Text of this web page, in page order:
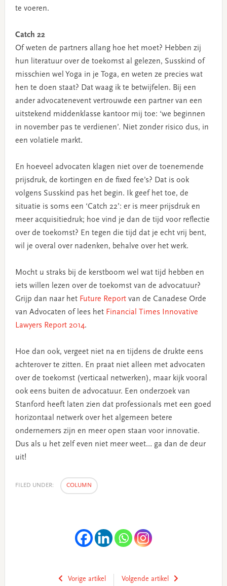
te voeren.
Catch 22
Of weten de partners allang hoe het moet? Hebben zij
hun literatuur over de toekomst al gelezen, Susskind of
misschien wel Yoga in je Toga, en weten ze precies wat
hen te doen staat? Dat waag ik te betwijfelen. Bij een
ander advocatenevent vertrouwde een partner van een
uitstekend middenklasse kantoor mij toe: ‘we beginnen
in november pas te verdienen’. Niet zonder risico dus, in
een volatiele markt.
En hoeveel advocaten klagen niet over de toenemende
prijsdruk, de kortingen en de fixed fee’s? Dat is ook
volgens Susskind pas het begin. Ik geef het toe, de
situatie is soms een ‘Catch 22’: er is meer prijsdruk en
meer acquisitiedruk; hoe vind je dan de tijd voor reflectie
over de toekomst? En tegen die tijd dat je echt vrij bent,
wil je overal over nadenken, behalve over het werk.
Mocht u straks bij de kerstboom wel wat tijd hebben en
iets willen lezen over de toekomst van de advocatuur?
Grijp dan naar het Future Reportvan de Canadese Orde
van Advocaten of lees het Financial Times Innovative
Lawyers Report 2014.
Hoe dan ook, vergeet niet na en tijdens de drukte eens
achterover te zitten. En praat niet alleen met advocaten
over de toekomst (verticaal netwerken), maar kijk vooral
ook eens buiten de advocatuur. Een onderzoek van
Stanford heeft laten zien dat professionals met een goed
horizontaal netwerk over het algemeen betere
ondernemers zijn en meer open staan voor innovatie.
Dus als u het zelf even niet meer weet… ga dan de deur
uit!
FILED UNDER: COLUMN
Vorige artikel
Volgende artikel